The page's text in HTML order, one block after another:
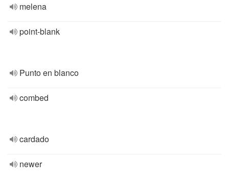
melena
point-blank
Punto en blanco
combed
cardado
newer